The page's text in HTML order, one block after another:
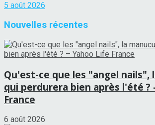
5 août 2026
Nouvelles récentes
Qu'est-ce que les "angel nails",
qui perdurera bien après l'été ?
France
6 août 2026